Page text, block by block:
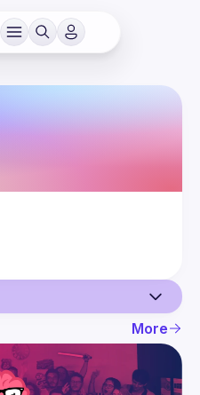
More